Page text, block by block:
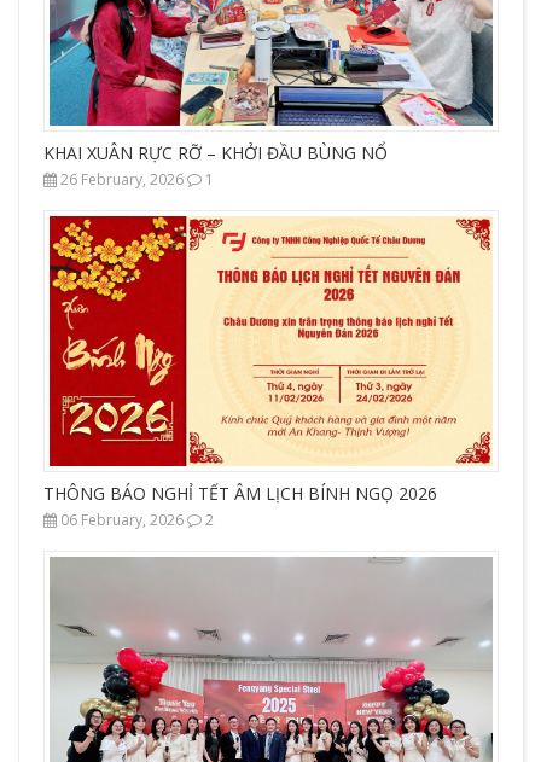
KHAI XUÂN RỰC RỠ – KHỞI ĐẦU BÙNG NỔ
26 February, 2026 1
THÔNG BÁO NGHỈ TẾT ÂM LỊCH BÍNH NGỌ 2026
06 February, 2026 2